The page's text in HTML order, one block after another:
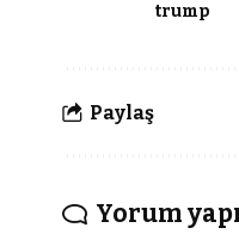
trump
Paylaş
Yorum